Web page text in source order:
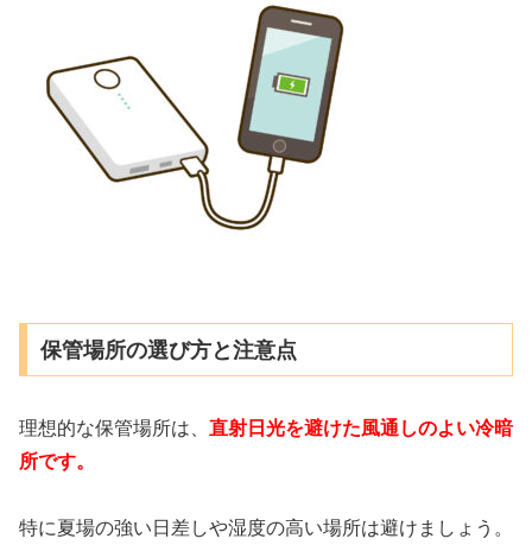
保管場所の選び方と注意点
理想的な保管場所は、 直射日光を避けた風通しのよい冷暗
所です。
特に夏場の強い日差しや湿度の高い場所は避けましょう。